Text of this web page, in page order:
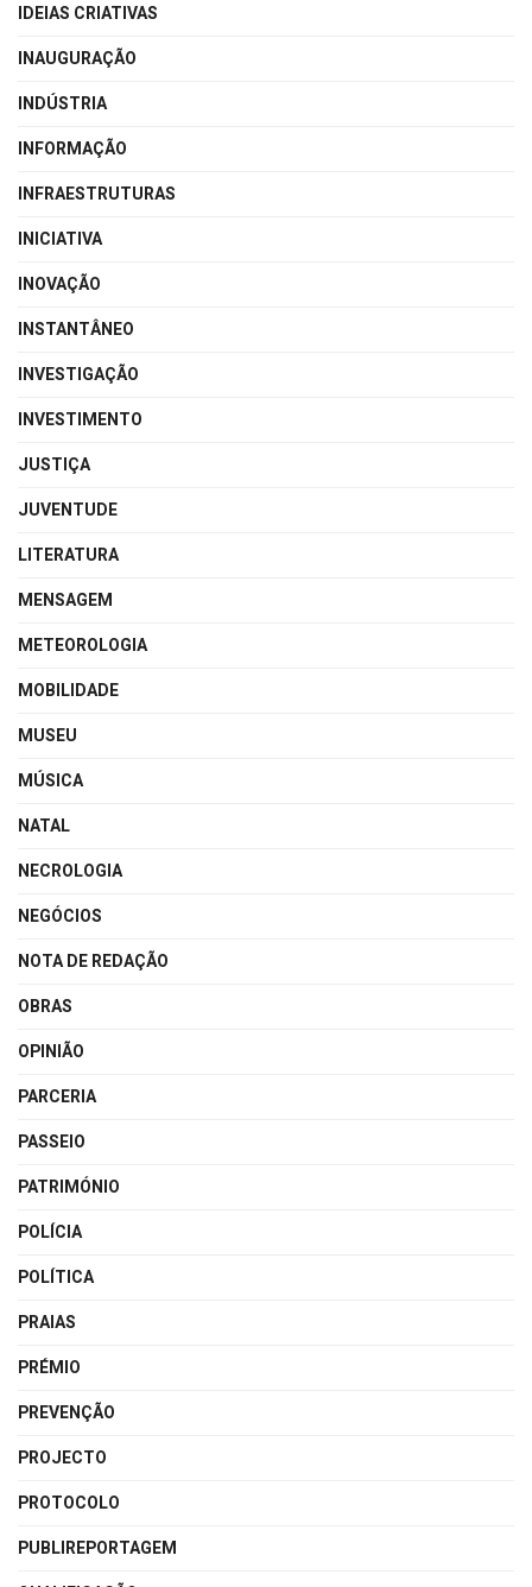
IDEIAS CRIATIVAS
INAUGURAÇÃO
INDÚSTRIA
INFORMAÇÃO
INFRAESTRUTURAS
INICIATIVA
INOVAÇÃO
INSTANTÂNEO
INVESTIGAÇÃO
INVESTIMENTO
JUSTIÇA
JUVENTUDE
LITERATURA
MENSAGEM
METEOROLOGIA
MOBILIDADE
MUSEU
MÚSICA
NATAL
NECROLOGIA
NEGÓCIOS
NOTA DE REDAÇÃO
OBRAS
OPINIÃO
PARCERIA
PASSEIO
PATRIMÓNIO
POLÍCIA
POLÍTICA
PRAIAS
PRÉMIO
PREVENÇÃO
PROJECTO
PROTOCOLO
PUBLIREPORTAGEM